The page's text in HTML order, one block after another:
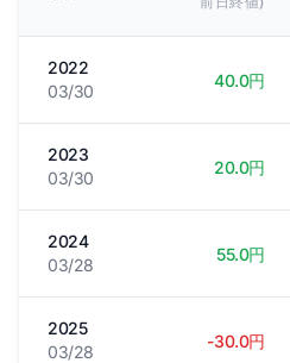
2022
03/30
40.0円
2023
03/30
20.0円
2024
03/28
55.0円
2025
03/28
-30.0円